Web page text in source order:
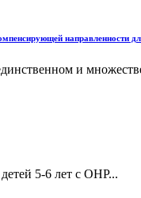
направленности
и
5-6 лет с ОНР...